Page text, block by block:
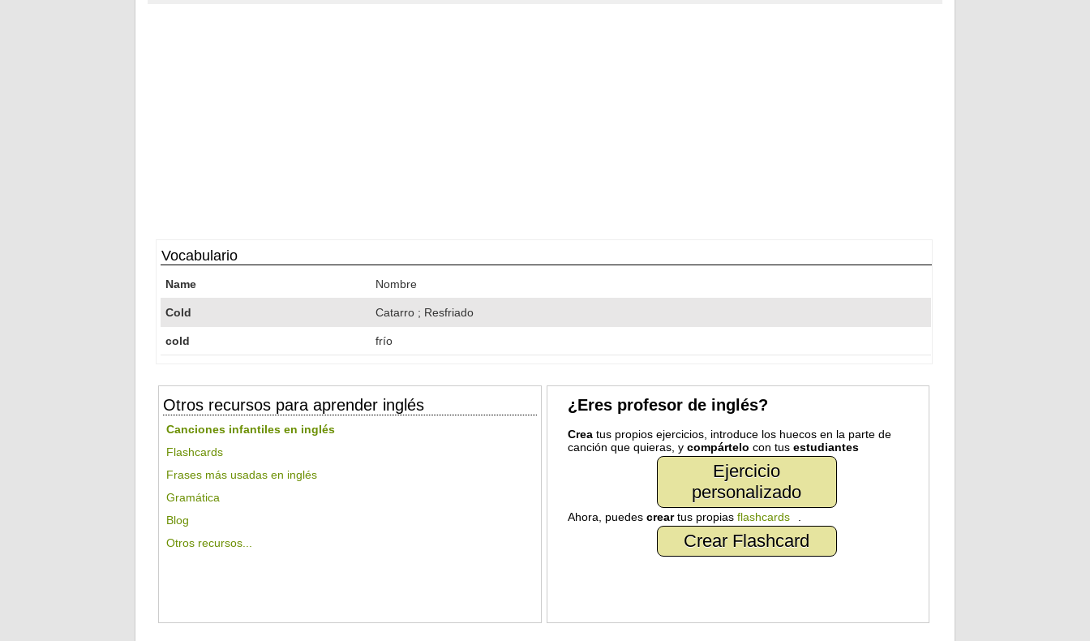
Vocabulario
Name Nombre
Cold Catarro ; Resfriado
cold frío
Otros recursos para aprender inglés
Canciones infantiles en inglés
Flashcards
Frases más usadas en inglés
Gramática
Blog
Otros recursos...
¿Eres profesor de inglés?
Creatus propios ejercicios, introduce los huecos en la parte de
canción que quieras, y compártelo con tus estudiantes
Ejercicio
personalizado
Ahora, puedes creartus propias flashcards
Crear Flashcard